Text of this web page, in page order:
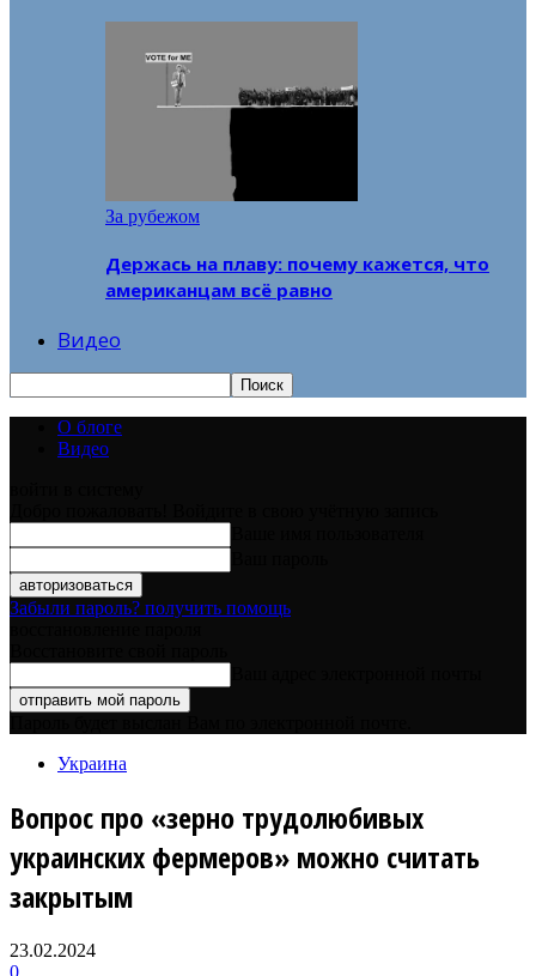
За рубежом
Держась на плаву: почему кажется, что
американцам всё равно
Видео
О блоге
Видео
Забыли пароль? получить помощь
Украина
Вопрос про «зерно трудолюбивых
украинских фермеров» можно считать
закрытым
23.02.2024